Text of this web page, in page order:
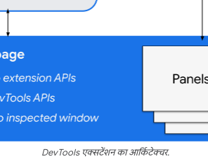
DevTools एक्सटेंशन का आर्किटेक्चर.